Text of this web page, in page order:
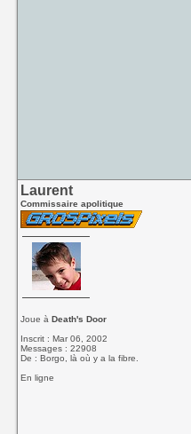
Laurent
Commissaire apolitique
Joue àDeath's Door
Inscrit : Mar 06, 2002
Messages : 22908
De : Borgo, là où y a la fibre.
En ligne